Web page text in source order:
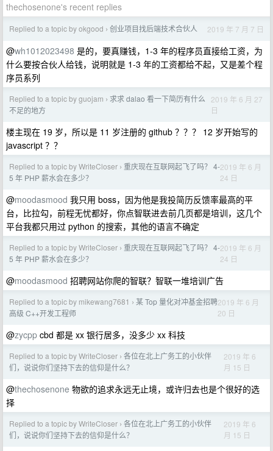
thechosenone's recent replies
Replied to a topic by okgood › 创业项目找后端技术合伙人 2019 年 7 月 7 日
@wh1012023498 是的，要真赚钱，1-3 年的程序员直接给工资，为
什么要按合伙人给钱，说明就是 1-3 年的工资都给不起，又是差个程
序员系列
Replied to a topic by guojam › 求求 dalao 看一下简历有什么
不足的地方
2019 年 6 月 27
日
楼主现在 19 岁，所以是 11 岁注册的 github ？？？ 12 岁开始写的
javascript ？？
Replied to a topic by WriteCloser › 重庆现在互联网起飞了吗？ 4-
5 年 PHP 薪水会在多少？
2019 年 6 月
24 日
@moodasmood 我只用 boss，因为他是我投简历反馈率最高的平
台，比拉勾，前程无忧都好，你点智联进去前几页都是培训，这几个
平台我都只用过 python 的搜索，其他的语言不确定
Replied to a topic by WriteCloser › 重庆现在互联网起飞了吗？ 4-
5 年 PHP 薪水会在多少？
2019 年 6 月
24 日
@moodasmood 招聘网站你爬的智联？智联一堆培训广告
Replied to a topic by mikewang7681 › 某 Top 量化对冲基金招聘
高级 C++开发工程师
2019 年 6 月
20 日
@zycpp cbd 都是 xx 银行居多，没多少 xx 科技
Replied to a topic by WriteCloser › 各位在北上广务工的小伙伴
们，说说你们坚持下去的信仰是什么？
2019 年 6
月 15 日
@thechosenone 物欲的追求永远无止境，或许归去也是个很好的选
择
Replied to a topic by WriteCloser › 各位在北上广务工的小伙伴
们，说说你们坚持下去的信仰是什么？
2019 年 6
月 15 日